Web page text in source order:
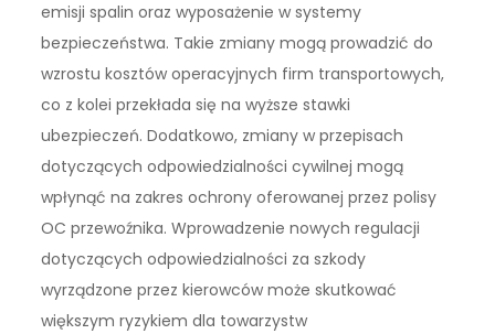
emisji spalin oraz wyposażenie w systemy
bezpieczeństwa. Takie zmiany mogą prowadzić do
wzrostu kosztów operacyjnych firm transportowych,
co z kolei przekłada się na wyższe stawki
ubezpieczeń. Dodatkowo, zmiany w przepisach
dotyczących odpowiedzialności cywilnej mogą
wpłynąć na zakres ochrony oferowanej przez polisy
OC przewoźnika. Wprowadzenie nowych regulacji
dotyczących odpowiedzialności za szkody
wyrządzone przez kierowców może skutkować
większym ryzykiem dla towarzystw